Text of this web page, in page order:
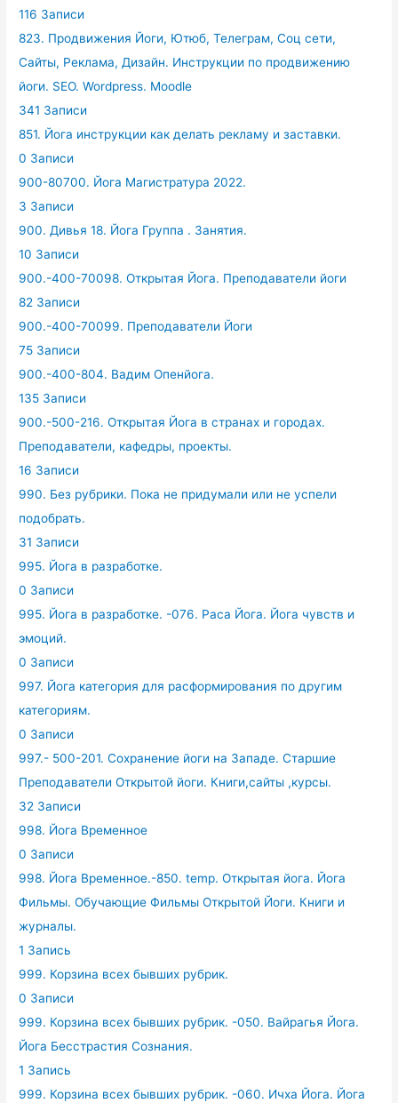
116 Записи
823. Продвижения Йоги, Ютюб, Телеграм, Соц сети,
Сайты, Реклама, Дизайн. Инструкции по продвижению
йоги. SEO. Wordpress. Moodle
341 Записи
851. Йога инструкции как делать рекламу и заставки.
0 Записи
900-80700. Йога Магистратура 2022.
3 Записи
900. Дивья 18. Йога Группа . Занятия.
10 Записи
900.-400-70098. Открытая Йога. Преподаватели йоги
82 Записи
900.-400-70099. Преподаватели Йоги
75 Записи
900.-400-804. Вадим Опенйога.
135 Записи
900.-500-216. Открытая Йога в странах и городах.
Преподаватели, кафедры, проекты.
16 Записи
990. Без рубрики. Пока не придумали или не успели
подобрать.
31 Записи
995. Йога в разработке.
0 Записи
995. Йога в разработке. -076. Раса Йога. Йога чувств и
эмоций.
0 Записи
997. Йога категория для расформирования по другим
категориям.
0 Записи
997.- 500-201. Сохранение йоги на Западе. Старшие
Преподаватели Открытой йоги. Книги,сайты ,курсы.
32 Записи
998. Йога Временное
0 Записи
998. Йога Временное.-850. temp. Открытая йога. Йога
Фильмы. Обучающие Фильмы Открытой Йоги. Книги и
журналы.
1 Запись
999. Корзина всех бывших рубрик.
0 Записи
999. Корзина всех бывших рубрик. -050. Вайрагья Йога.
Йога Бесстрастия Сознания.
1 Запись
999. Корзина всех бывших рубрик. -060. Ичха Йога. Йога